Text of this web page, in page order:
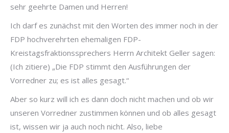
sehr geehrte Damen und Herren!
Ich darf es zunächst mit den Worten des immer noch in der
FDP hochverehrten ehemaligen FDP-
Kreistagsfraktionssprechers Herrn Architekt Geller sagen:
(Ich zitiere) „Die FDP stimmt den Ausführungen der
Vorredner zu; es ist alles gesagt.“
Aber so kurz will ich es dann doch nicht machen und ob wir
unseren Vorredner zustimmen können und ob alles gesagt
ist, wissen wir ja auch noch nicht. Also, liebe